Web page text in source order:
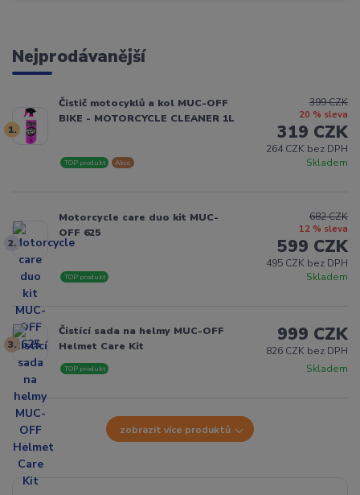
Nejprodávanější
1.
Čistič motocyklů a kol MUC-OFF
BIKE - MOTORCYCLE CLEANER 1L
Skladem
TOP produkt Akce
399 CZK
20 % sleva
319 CZK
264 CZK bez DPH
2.
Motorcycle care duo kit MUC-
OFF 625
Skladem
TOP produkt
682 CZK
12 % sleva
599 CZK
495 CZK bez DPH
3.
Čistící sada na helmy MUC-OFF
Helmet Care Kit
Skladem
TOP produkt
999 CZK
826 CZK bez DPH
zobrazit více produktů